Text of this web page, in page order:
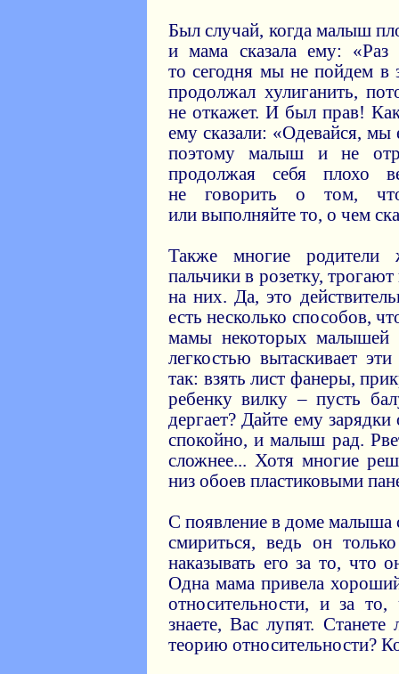
Был случай, когда малыш
и мама сказала ему: «Раз
то сегодня мы не пойдем в
продолжал хулиганить,
не откажет. И был прав!
ему сказали: «Одевайся,
поэтому малыш и не
продолжая себя плохо
не говорить о том,
или выполняйте то, о чем
Также многие
пальчики в розетку,
на них. Да, это
есть несколько способов,
мамы некоторых малышей
легкостью вытаскивает
так: взять лист фанеры,
ребенку вилку – пусть
дергает? Дайте ему
спокойно, и малыш рад.
сложнее... Хотя многие
низ обоев пластиковыми
С появление в доме малыша
смириться, ведь он
наказывать его за то, что
Одна мама привела
относительности, и за
знаете, Вас лупят.
теорию относительности?